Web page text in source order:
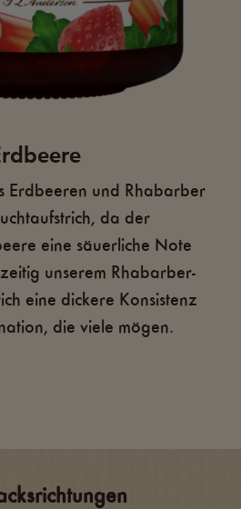
Erdbeeren und Rhabarber
da der
eine säuerliche Note
unserem Rhabarber-
eine dickere Konsistenz
die viele mögen.